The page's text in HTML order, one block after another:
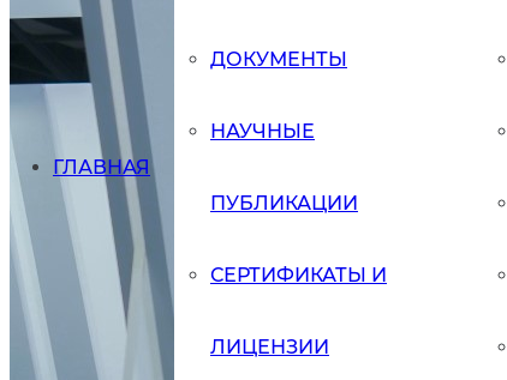
ГЛАВНАЯ
ДОКУМЕНТЫ
НАУЧНЫЕ
ПУБЛИКАЦИИ
СЕРТИФИКАТЫ И
ЛИЦЕНЗИИ